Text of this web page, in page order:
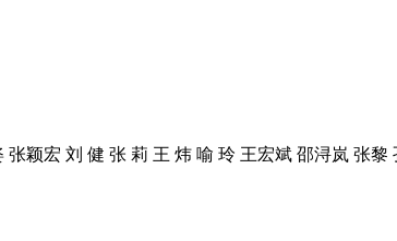
颖宏 刘 健 张 莉 王 炜 喻 玲 王宏斌 邵浔岚 张黎